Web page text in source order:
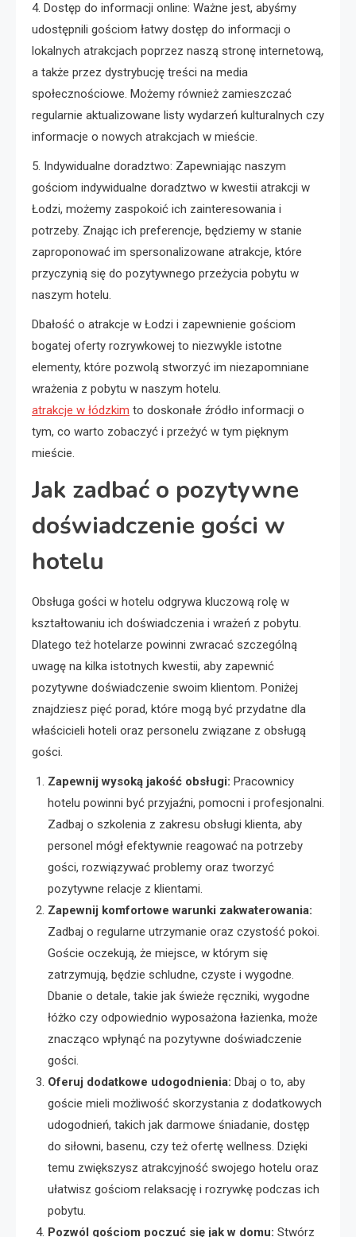
4. Dostęp do informacji online: Ważne jest, abyśmy
udostępnili gościom łatwy dostęp do informacji o
lokalnych atrakcjach poprzez naszą stronę internetową,
a także przez dystrybucję treści na media
społecznościowe. Możemy również zamieszczać
regularnie aktualizowane listy wydarzeń kulturalnych czy
informacje o nowych atrakcjach w mieście.
5. Indywidualne doradztwo: Zapewniając naszym
gościom indywidualne doradztwo w kwestii atrakcji w
Łodzi, możemy zaspokoić ich zainteresowania i
potrzeby. Znając ich preferencje, będziemy w stanie
zaproponować im spersonalizowane atrakcje, które
przyczynią się do pozytywnego przeżycia pobytu w
naszym hotelu.
Dbałość o atrakcje w Łodzi i zapewnienie gościom
bogatej oferty rozrywkowej to niezwykle istotne
elementy, które pozwolą stworzyć im niezapomniane
wrażenia z pobytu w naszym hotelu.
atrakcje w łódzkim to doskonałe źródło informacji o
tym, co warto zobaczyć i przeżyć w tym pięknym
mieście.
Jak zadbać o pozytywne
doświadczenie gości w
hotelu
Obsługa gości w hotelu odgrywa kluczową rolę w
kształtowaniu ich doświadczenia i wrażeń z pobytu.
Dlatego też hotelarze powinni zwracać szczególną
uwagę na kilka istotnych kwestii, aby zapewnić
pozytywne doświadczenie swoim klientom. Poniżej
znajdziesz pięć porad, które mogą być przydatne dla
właścicieli hoteli oraz personelu związane z obsługą
gości.
Zapewnij wysoką jakość obsługi: Pracownicy
hotelu powinni być przyjaźni, pomocni i profesjonalni.
Zadbaj o szkolenia z zakresu obsługi klienta, aby
personel mógł efektywnie reagować na potrzeby
gości, rozwiązywać problemy oraz tworzyć
pozytywne relacje z klientami.
Zapewnij komfortowe warunki zakwaterowania:
Zadbaj o regularne utrzymanie oraz czystość pokoi.
Goście oczekują, że miejsce, w którym się
zatrzymują, będzie schludne, czyste i wygodne.
Dbanie o detale, takie jak świeże ręczniki, wygodne
łóżko czy odpowiednio wyposażona łazienka, może
znacząco wpłynąć na pozytywne doświadczenie
gości.
Oferuj dodatkowe udogodnienia: Dbaj o to, aby
goście mieli możliwość skorzystania z dodatkowych
udogodnień, takich jak darmowe śniadanie, dostęp
do siłowni, basenu, czy też ofertę wellness. Dzięki
temu zwiększysz atrakcyjność swojego hotelu oraz
ułatwisz gościom relaksację i rozrywkę podczas ich
pobytu.
Pozwól gościom poczuć się jak w domu: Stwórz